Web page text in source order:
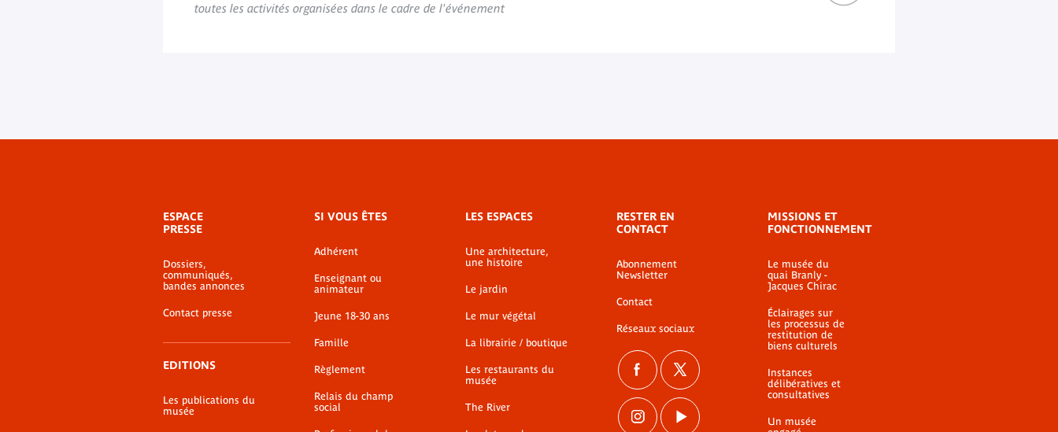
toutes les activités organisées dans le cadre de l'événement
de
bas-
page
ESPACE
PRESSE
Dossiers,
communiqués,
bandes annonces
Contact presse
EDITIONS
Les publications du
musée
SI VOUS ÊTES
Adhérent
Enseignant ou
animateur
Jeune 18-30 ans
Famille
Règlement
Relais du champ
social
LES ESPACES
Une architecture,
une histoire
Le jardin
Le mur végétal
La librairie / boutique
Les restaurants du
musée
The River
RESTER EN
CONTACT
Abonnement
Newsletter
Contact
Réseaux sociaux
MISSIONS ET
FONCTIONNEMENT
Le musée du
quai Branly -
Jacques Chirac
Éclairages sur
les processus de
restitution de
biens culturels
Instances
délibératives et
consultatives
Un musée